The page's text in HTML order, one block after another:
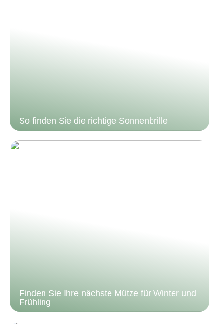
So finden Sie die richtige Sonnenbrille
Finden Sie Ihre nächste Mütze für Winter und
Frühling